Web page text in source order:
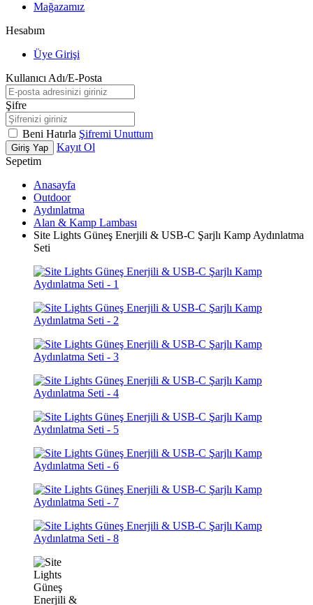
Mağazamız
Hesabım
Üye Girişi
Kullanıcı Adı/E-Posta
Şifre
Beni Hatırla Şifremi Unuttum
Giriş Yap
Kayıt Ol
Sepetim
Anasayfa
Outdoor
Aydınlatma
Alan & Kamp Lambası
Site Lights Güneş Enerjili & USB-C Şarjlı Kamp Aydınlatma
Seti